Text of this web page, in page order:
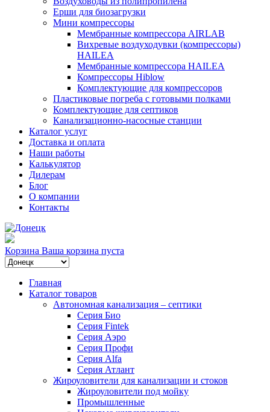
Ерши для биозагрузки
Мини компрессоры
Мембранные компрессора AIRLAB
Вихревые воздуходувки (компрессоры)
HAILEA
Мембранные компрессора HAILEA
Компрессоры Hiblow
Комплектующие для компрессоров
Пластиковые погреба с готовыми полками
Комплектующие для септиков
Канализационно-насосные станции
Каталог услуг
Доставка и оплата
Наши работы
Калькулятор
Дилерам
Блог
О компании
Контакты
Корзина Ваша корзина пуста
Главная
Каталог товаров
Автономная канализация – септики
Серия Био
Серия Fintek
Серия Аэро
Серия Профи
Серия Alfa
Серия Атлант
Жироуловители для канализации и стоков
Жироуловители под мойку
Промышленные